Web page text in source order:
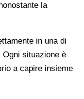
la
in una di
situazione è
a capire insieme